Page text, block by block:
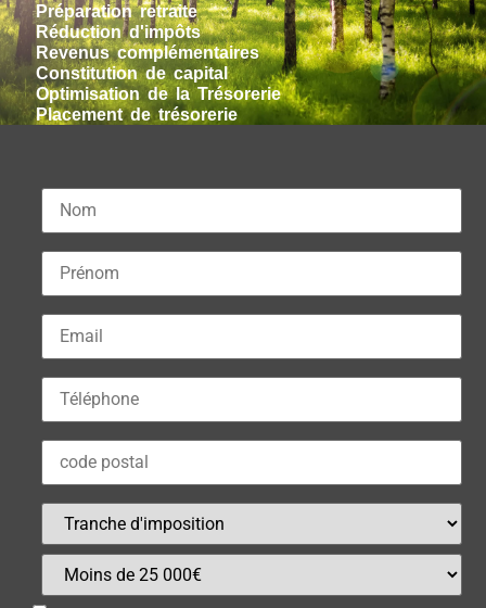
Préparation retraite
Réduction d'impôts
Revenus complémentaires
Constitution de capital
Optimisation de la Trésorerie
Placement de trésorerie